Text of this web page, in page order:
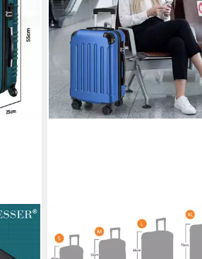
Hartschalen-Trolley Hartschalen-
Reisekoffer Trolley Rollkoffer in